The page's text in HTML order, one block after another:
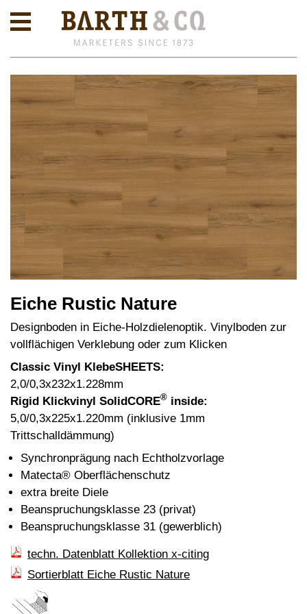
Eiche Rustic Nature
Designboden in Eiche-Holzdielenoptik. Vinylboden zur
vollflächigen Verklebung oder zum Klicken
Classic Vinyl KlebeSHEETS:
2,0/0,3x232x1.228mm
Rigid Klickvinyl SolidCORE® inside:
5,0/0,3x225x1.220mm (inklusive 1mm
Trittschalldämmung)
Synchronprägung nach Echtholzvorlage
Matecta® Oberflächenschutz
extra breite Diele
Beanspruchungsklasse 23 (privat)
Beanspruchungsklasse 31 (gewerblich)
techn. Datenblatt Kollektion x-citing
Sortierblatt Eiche Rustic Nature